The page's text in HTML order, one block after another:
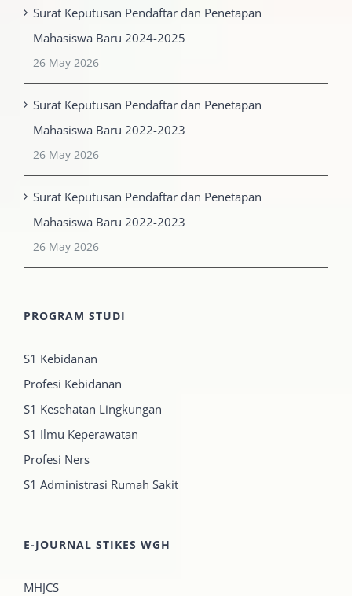
Surat Keputusan Pendaftar dan Penetapan
Mahasiswa Baru 2024-2025
26 May 2026
Surat Keputusan Pendaftar dan Penetapan
Mahasiswa Baru 2022-2023
26 May 2026
Surat Keputusan Pendaftar dan Penetapan
Mahasiswa Baru 2022-2023
26 May 2026
PROGRAM STUDI
S1 Kebidanan
Profesi Kebidanan
S1 Kesehatan Lingkungan
S1 Ilmu Keperawatan
Profesi Ners
S1 Administrasi Rumah Sakit
E-JOURNAL STIKES WGH
MHJCS